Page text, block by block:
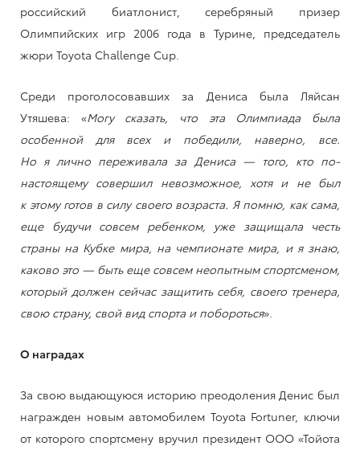
российский биатлонист, серебряный призер
Олимпийских игр 2006 года в Турине, председатель
жюри Toyota Challenge Cup.
Среди проголосовавших за Дениса была Ляйсан
Утяшева: «Могу сказать, что эта Олимпиада была
особенной для всех и победили, наверно, все.
Но я лично переживала за Дениса — того, кто по-
настоящему совершил невозможное, хотя и не был
к этому готов в силу своего возраста. Я помню, как сама,
еще будучи совсем ребенком, уже защищала честь
страны на Кубке мира, на чемпионате мира, и я знаю,
каково это — быть еще совсем неопытным спортсменом,
который должен сейчас защитить себя, своего тренера,
свою страну, свой вид спорта и побороться».
О наградах
За свою выдающуюся историю преодоления Денис был
награжден новым автомобилем Toyota Fortuner, ключи
от которого спортсмену вручил президент ООО «Тойота